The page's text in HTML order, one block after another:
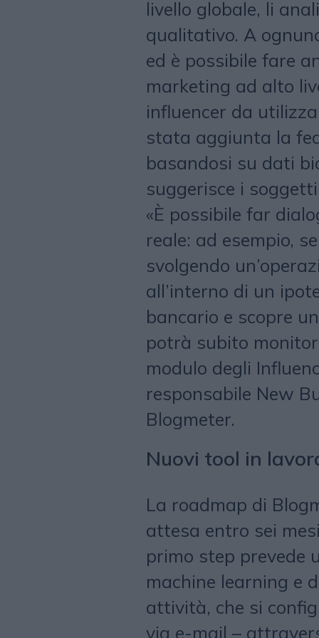
livello globale, li
qualitativo. A
ed è possibile fare
marketing ad alto
influencer da
stata aggiunta la
basandosi su dati
suggerisce i
«È possibile far
reale: ad esempio,
svolgendo
all’interno di un
bancario e scopre
potrà subito
modulo degli
responsabile New
Blogmeter.
Nuovi tool in
La roadmap di
attesa entro sei
primo step prevede
machine learning e
attività, che si
via e-mail –